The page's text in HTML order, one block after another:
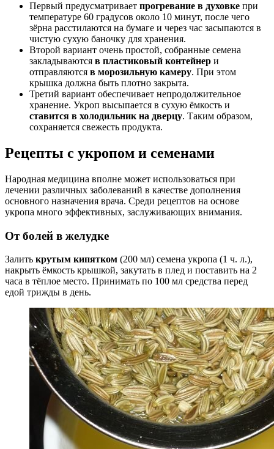
Первый предусматривает прогревание в духовке при
температуре 60 градусов около 10 минут, после чего
зёрна расстилаются на бумаге и через час засыпаются в
чистую сухую баночку для хранения.
Второй вариант очень простой, собранные семена
закладываются в пластиковый контейнер и
отправляются в морозильную камеру. При этом
крышка должна быть плотно закрыта.
Третий вариант обеспечивает непродолжительное
хранение. Укроп высыпается в сухую ёмкость и
ставится в холодильник на дверцу. Таким образом,
сохраняется свежесть продукта.
Рецепты с укропом и семенами
Народная медицина вполне может использоваться при
лечении различных заболеваний в качестве дополнения
основного назначения врача. Среди рецептов на основе
укропа много эффективных, заслуживающих внимания.
От болей в желудке
Залить крутым кипятком (200 мл) семена укропа (1 ч. л.),
накрыть ёмкость крышкой, закутать в плед и поставить на 2
часа в тёплое место. Принимать по 100 мл средства перед
едой трижды в день.